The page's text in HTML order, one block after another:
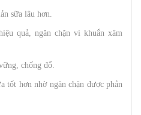
sữa lâu hơn.
quả, ngăn chặn vi khuẩn xâm
chống đổ.
tốt hơn nhờ ngăn chặn được phản